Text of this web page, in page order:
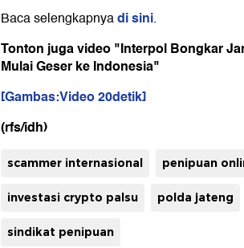
Baca selengkapnyadi sini.
Tonton juga video "Interpol Bongkar
Mulai Geser ke Indonesia"
[Gambas:Video 20detik]
(rfs/idh)
scammer internasional penipuan
investasi crypto palsu polda jateng
sindikat penipuan